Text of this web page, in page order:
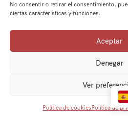
No consentir o retirar el consentimiento,
ciertas características y funciones.
Aceptar
Denegar
Ver
Política de cookiesPolítica de